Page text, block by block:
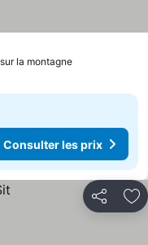
la montagneConsulter
Consulter les prix
Partager